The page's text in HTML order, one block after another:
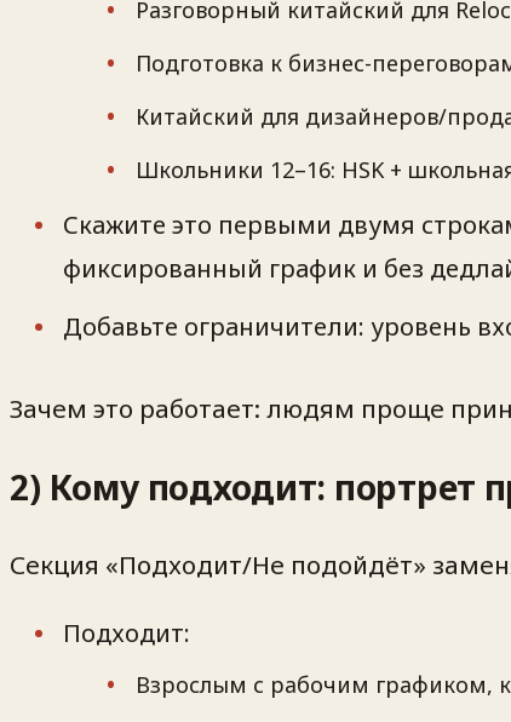
Разговорный китайский для
Подготовка к бизнес-
Китайский для дизайнеров/
Школьники 12–16: HSK +
Скажите это первыми двумя
фиксированный график и без
Добавьте ограничители: уровень
Зачем это работает: людям проще
2) Кому подходит: портрет
Секция «Подходит/Не подойдёт»
Подходит:
Взрослым с рабочим графиком,